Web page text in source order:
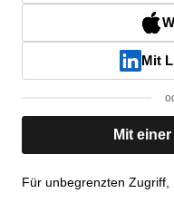
Mit
Mit
Für unbegrenzten Zugriff,